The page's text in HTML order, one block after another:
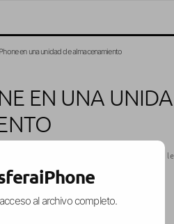
en una unidad de almacenamiento
EN UNA
1 Minuto de
al archivo completo.